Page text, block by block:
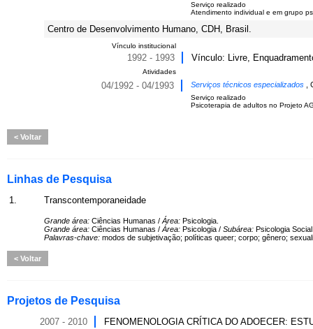
Serviço realizado
Atendimento individual e em grupo
Centro de Desenvolvimento Humano, CDH, Brasil.
Vínculo institucional
1992 - 1993 Vínculo: Livre,
Atividades
04/1992 - 04/1993 Serviços técnicos especializados
Serviço realizado
Psicoterapia de adultos no Projeto
Voltar
Linhas de Pesquisa
1. Transcontemporaneidade
Grande área: Ciências Humanas / Área: Psicologia.
Grande área: Ciências Humanas / Área: Psicologia / Subárea: Psicologia
Palavras-chave: modos de subjetivação; políticas queer; corpo; gênero;
Voltar
Projetos de Pesquisa
2007 - 2010 FENOMENOLOGIA CRÍTICA DO ADOECER: